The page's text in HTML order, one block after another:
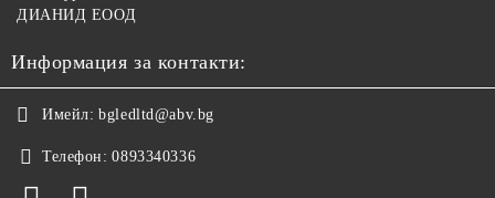
ДИАНИД ЕООД
Информация за контакти:
Имейл: bgledltd@abv.bg
Телефон: 0893340336